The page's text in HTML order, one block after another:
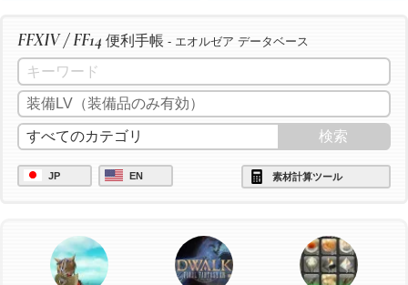
FFXIV / FF14 便利手帳 - エオルゼア データベース
JP EN 素材計算ツール